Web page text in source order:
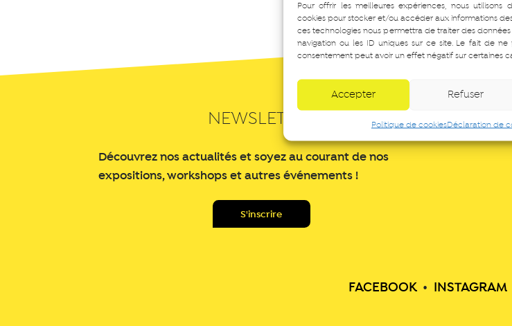
Pour offrir les meilleures expériences, nous utilisons
cookies pour stocker et/ou accéder aux informations
ces technologies nous permettra de traiter des
navigation ou les ID uniques sur ce site. Le fait de
consentement peut avoir un effet négatif sur certaines
Accepter Refuser
Politique de cookiesDéclaration de
NEWSLETTER
Découvrez nos actualités et soyez au courant de nos
expositions, workshops et autres événements !
FACEBOOK • INSTAGRAM